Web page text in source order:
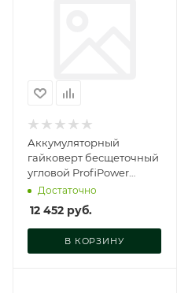
Аккумуляторный
гайковерт бесщеточный
угловой ProfiPower
CNDTW-18B (Li-ion-2шт,
2.0Ач, 440Нм, З, E0127
Достаточно
12 452 руб.
В КОРЗИНУ